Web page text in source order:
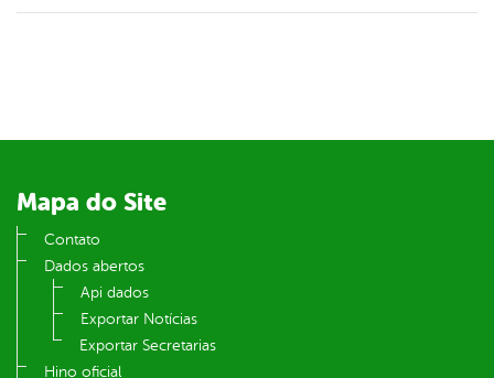
Mapa do Site
Contato
Dados abertos
Api dados
Exportar Notícias
Exportar Secretarias
Hino oficial